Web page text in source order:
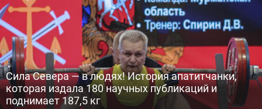
Сила Севера — в людях! История апатитчанки,
которая издала 180 научных публикаций и
поднимает 187,5 кг